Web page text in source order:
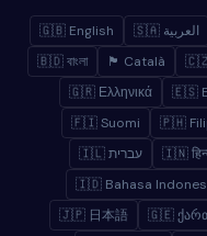
🇬🇧 English 🇸🇦 العربية
🇧🇩 বাংলা
🏴 Català 🇨🇿
🇬🇷 Ελληνικά
🇪🇸
🇫🇮 Suomi
🇵🇭
🇮🇱 עברית
🇮🇳
🇮🇩 Bahasa
🇯🇵 日本語
🇬🇪